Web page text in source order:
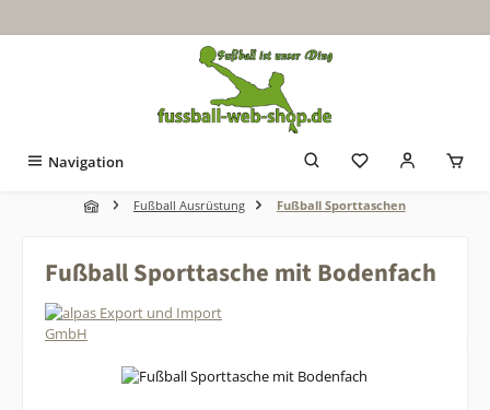
Navigation
Fußball Ausrüstung Fußball Sporttaschen
Fußball Sporttasche mit Bodenfach
Bildergalerie überspringen